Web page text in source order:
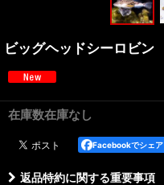
ビッグヘッドシーロビン
在庫数在庫なし
Facebookでシェア
返品特約に関する重要事項